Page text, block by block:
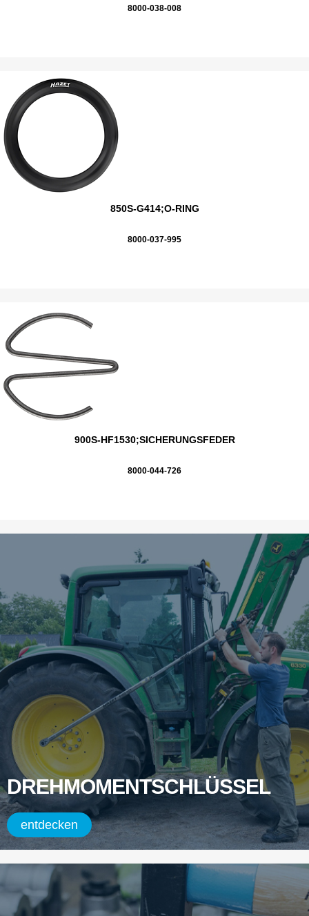
8000-038-008
850S-G414;O-RING
8000-037-995
900S-HF1530;SICHERUNGSFEDER
8000-044-726
DREHMOMENTSCHLÜSSEL
entdecken